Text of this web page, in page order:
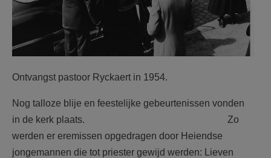
Ontvangst pastoor Ryckaert in 1954.
Nog talloze blije en feestelijke gebeurtenissen vonden
in de kerk plaats. Zo
werden er eremissen opgedragen door Heiendse
jongemannen die tot priester gewijd werden: Lieven